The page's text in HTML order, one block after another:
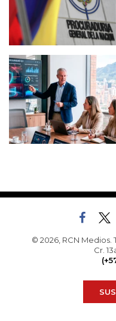
© 2026, RCN Medios.
Cr.